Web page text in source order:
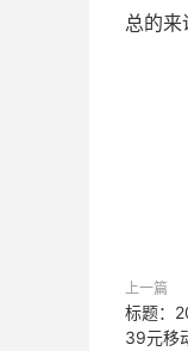
总的来
上一篇
标题：
39元移